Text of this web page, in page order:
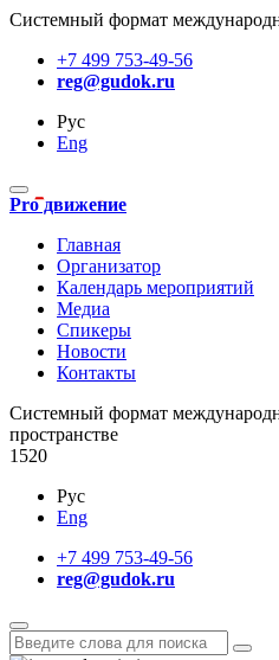
Системный формат
+7 499 753-49-56
reg@gudok.ru
Рус
Eng
Pro движение
Главная
Организатор
Календарь мероприятий
Медиа
Спикеры
Новости
Контакты
Cистемный формат
пространстве
1520
Рус
Eng
+7 499 753-49-56
reg@gudok.ru